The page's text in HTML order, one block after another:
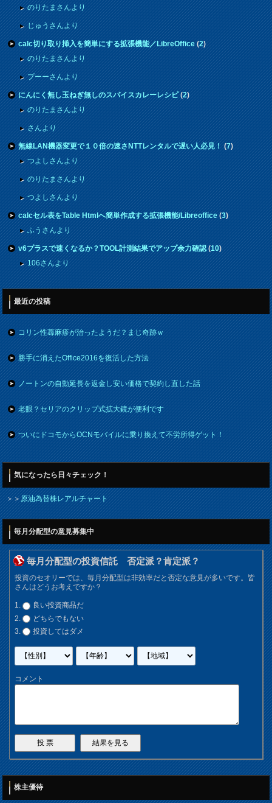
のりたまさんより
じゅうさんより
calc切り取り挿入を簡単にする拡張機能／LibreOffice(2)
のりたまさんより
プーーさんより
にんにく無し玉ねぎ無しのスパイスカレーレシピ(2)
のりたまさんより
さんより
無線LAN機器変更で１０倍の速さNTTレンタルで遅い人必見！(7)
つよしさんより
のりたまさんより
つよしさんより
calcセル表をTable Htmlへ簡単作成する拡張機能/Libreoffice(3)
ふうさんより
v6プラスで速くなるか？TOOL計測結果でアップ余力確認(10)
106さんより
最近の投稿
コリン性蕁麻疹が治ったようだ？まじ奇跡ｗ
勝手に消えたOffice2016を復活した方法
ノートンの自動延長を返金し安い価格で契約し直した話
老眼？セリアのクリップ式拡大鏡が便利です
ついにドコモからOCNモバイルに乗り換えて不労所得ゲット！
気になったら日々チェック！
＞＞原油為替株レアルチャート
毎月分配型の意見募集中
毎月分配型の投資信託 否定派？肯定派？
投資のセオリーでは、毎月分配型は非効率だと否定な意見が多いです。皆
さんはどうお考えですか？
良い投資商品だ
どちらでもない
投資してはダメ
コメント
株主優待